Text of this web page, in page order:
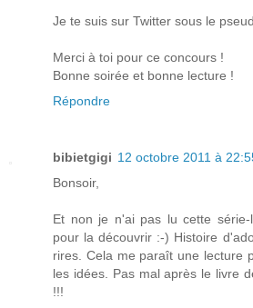
Je te suis sur Twitter sous le
Merci à toi pour ce concours !
Bonne soirée et bonne lecture !
Répondre
bibietgigi 12 octobre 2011 à
Bonsoir,
Et non je n'ai pas lu cette
pour la découvrir :-) Histoire
rires. Cela me paraît une lecture
les idées. Pas mal après le livre
!!!